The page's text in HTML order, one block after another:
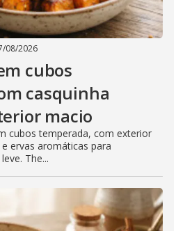
08/2026
cubos
casquinha
macio
cubos temperada, com exterior
ervas aromáticas para
The...